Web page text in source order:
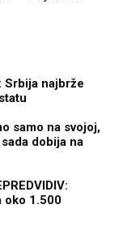
Srbija najbrže
samo na svojoj,
dobija na
oko 1.500